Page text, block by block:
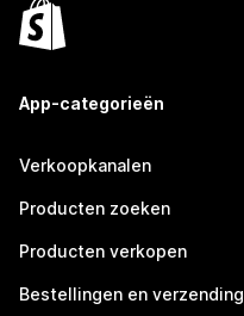
App-categorieën
Verkoopkanalen
Producten zoeken
Producten verkopen
Bestellingen en verzending